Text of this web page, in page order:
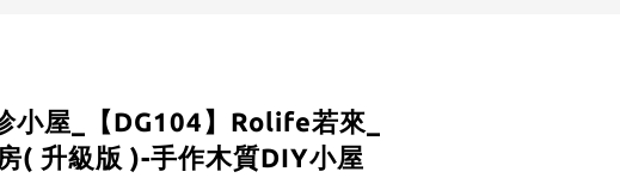
小屋_【DG104】Rolife若來_
( 升級版 )-手作木質DIY小屋